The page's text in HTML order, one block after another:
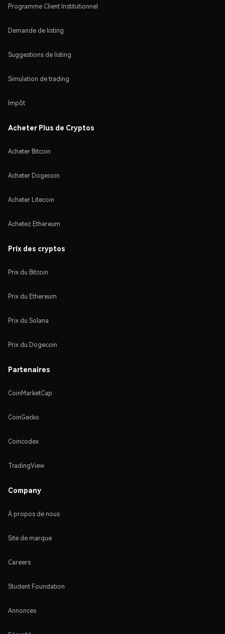
Programme Client Institutionnel
Demande de listing
Suggestions de listing
Simulation de trading
Impôt
Acheter Plus de Cryptos
Acheter Bitcoin
Acheter Dogecoin
Acheter Litecoin
Achetez Ethereum
Prix des cryptos
Prix du Bitcoin
Prix du Ethereum
Prix du Solana
Prix du Dogecoin
Partenaires
CoinMarketCap
CoinGecko
Coincodex
TradingView
Company
À propos de nous
Site de marque
Careers
Student Foundation
Annonces